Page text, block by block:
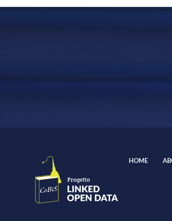
HOME